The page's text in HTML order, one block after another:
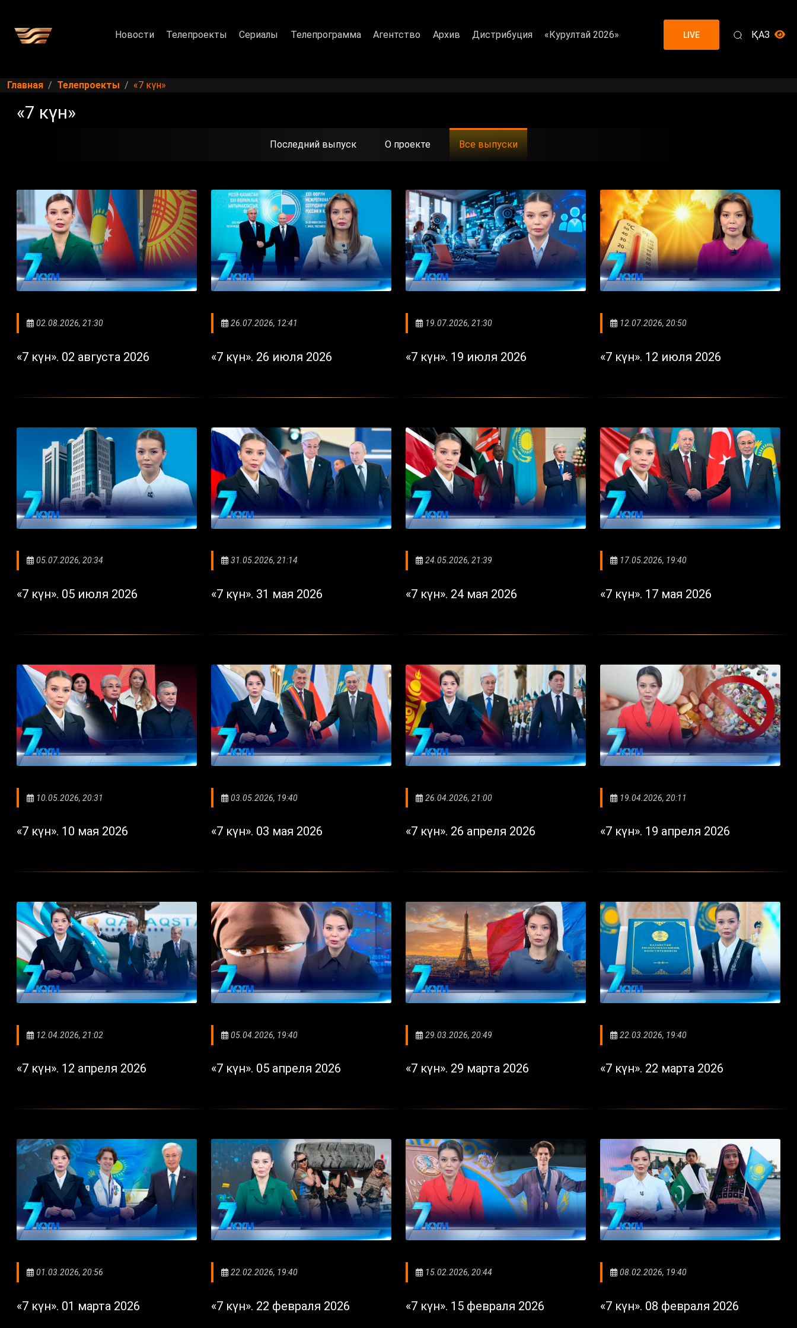
Новости Телепроекты Сериалы Телепрограмма Агентство Архив Дистрибуция «Курултай 2026» LIVE ҚАЗ
Главная Телепроекты «7 күн»
«7 күн»
Последний выпуск О проекте Все выпуски
02.08.2026, 21:30
«7 күн». 02 августа 2026
26.07.2026, 12:41
«7 күн». 26 июля 2026
19.07.2026, 21:30
«7 күн». 19 июля 2026
12.07.2026, 20:50
«7 күн». 12 июля 2026
05.07.2026, 20:34
«7 күн». 05 июля 2026
31.05.2026, 21:14
«7 күн». 31 мая 2026
24.05.2026, 21:39
«7 күн». 24 мая 2026
17.05.2026, 19:40
«7 күн». 17 мая 2026
10.05.2026, 20:31
«7 күн». 10 мая 2026
03.05.2026, 19:40
«7 күн». 03 мая 2026
26.04.2026, 21:00
«7 күн». 26 апреля 2026
19.04.2026, 20:11
«7 күн». 19 апреля 2026
12.04.2026, 21:02
«7 күн». 12 апреля 2026
05.04.2026, 19:40
«7 күн». 05 апреля 2026
29.03.2026, 20:49
«7 күн». 29 марта 2026
22.03.2026, 19:40
«7 күн». 22 марта 2026
01.03.2026, 20:56
«7 күн». 01 марта 2026
22.02.2026, 19:40
«7 күн». 22 февраля 2026
15.02.2026, 20:44
«7 күн». 15 февраля 2026
08.02.2026, 19:40
«7 күн». 08 февраля 2026